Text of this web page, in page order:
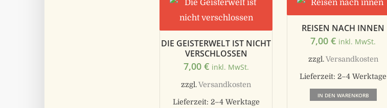
DIE GEISTERWELT IST NICHT
VERSCHLOSSEN
7,00 € inkl. MwSt.
zzgl.Versandkosten
Lieferzeit: 2–4 Werktage
REISEN NACH INNEN
7,00€ inkl. MwSt.
zzgl.Versandkosten
Lieferzeit:2–4 Werktage
IN DEN WARENKORB